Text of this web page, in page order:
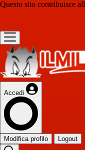
Questo sito contribuisce
Accedi
Modifica profilo Logout